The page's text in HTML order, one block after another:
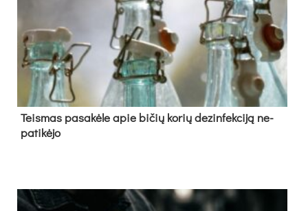
Teis­mas pa­sa­kė­le apie bi­čių ko­rių de­zin­fek­ci­ją ne­
pa­ti­kė­jo